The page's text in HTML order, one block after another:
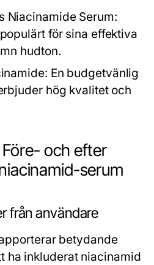
Niacinamide Serum:
för sina effektiva
hudton.
En budgetvänlig
hög kvalitet och
och efter
serum
från användare
betydande
ha inkluderat niacinamid